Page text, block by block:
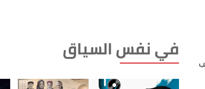
في نفس السياق